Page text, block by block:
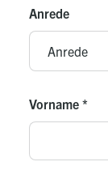
Victaulic-
Anrede
Vorname *